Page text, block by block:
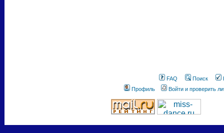
FAQ Поиск
Профиль
Войти и проверить